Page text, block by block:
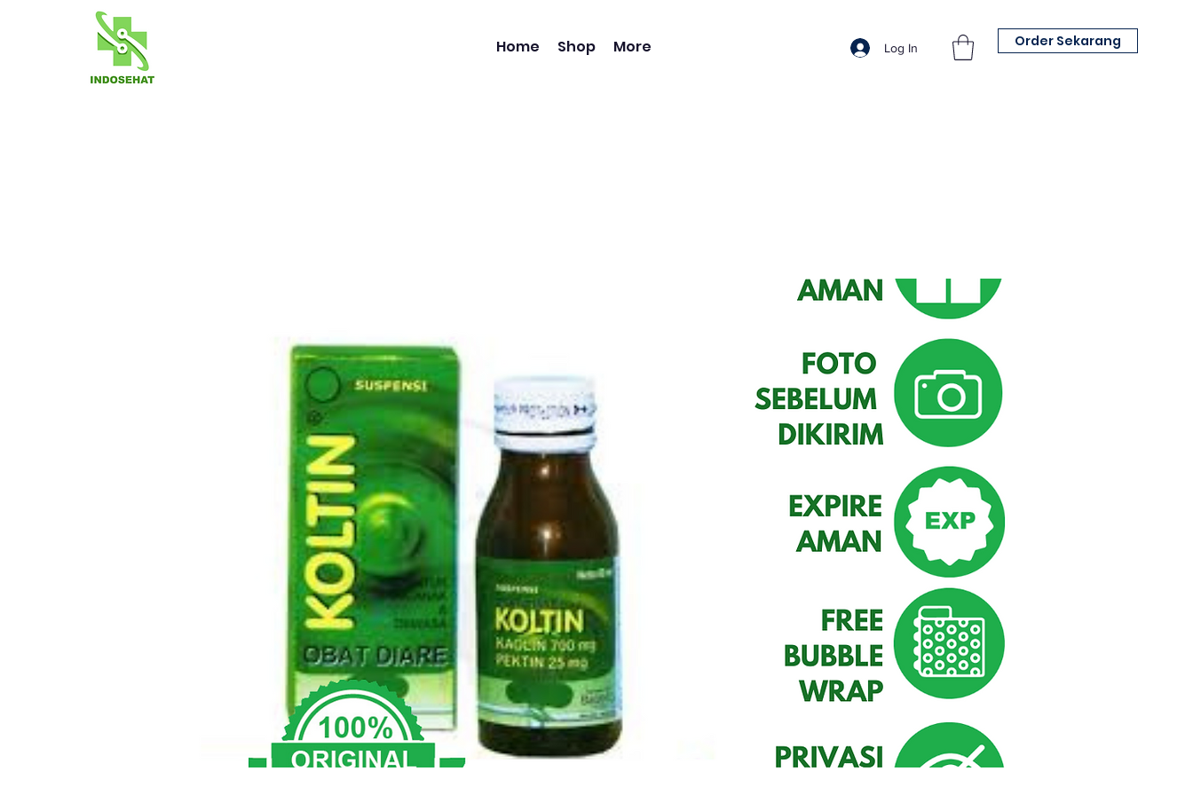
Home Shop More Log In Order Sekarang